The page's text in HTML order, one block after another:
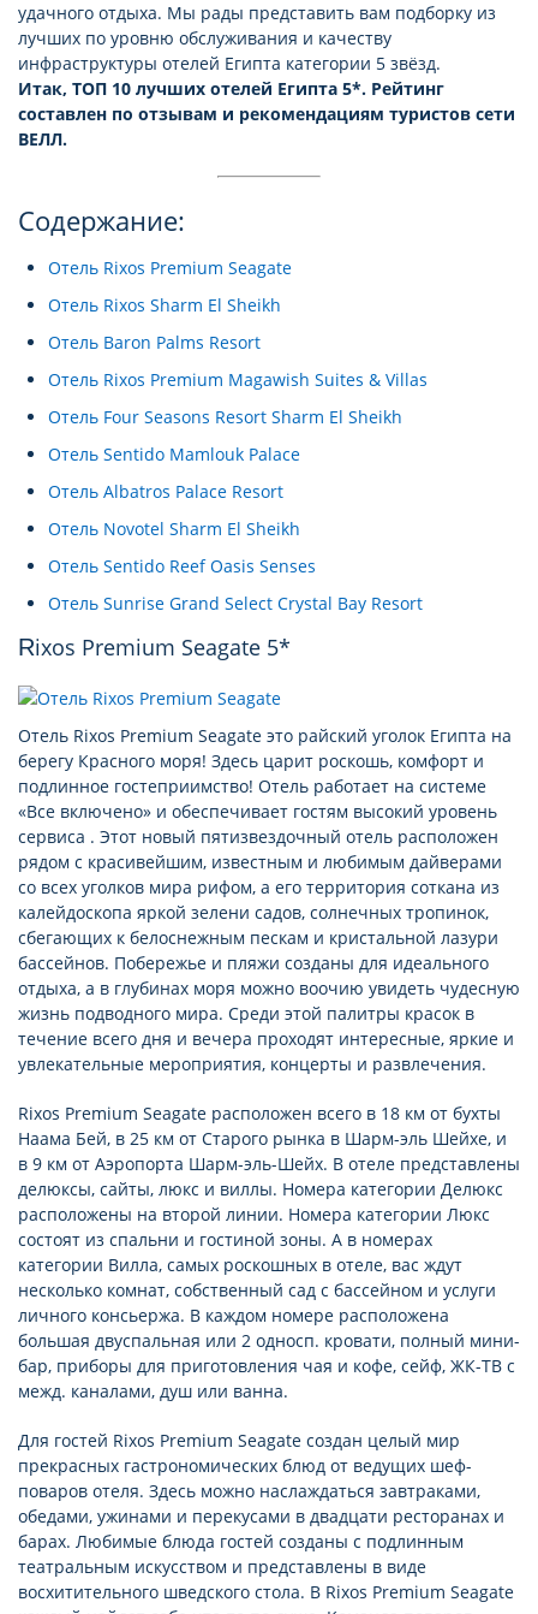
удачного отдыха. Мы рады представить вам подборку из
лучших по уровню обслуживания и качеству
инфраструктуры отелей Египта категории 5 звёзд.
Итак, ТОП 10 лучших отелей Египта 5*. Рейтинг
составлен по отзывам и рекомендациям туристов сети
ВЕЛЛ.
Содержание:
Отель Rixos Premium Seagate
Отель Rixos Sharm El Sheikh
Отель Baron Palms Resort
Отель Rixos Premium Magawish Suites & Villas
Отель Four Seasons Resort Sharm El Sheikh
Отель Sentido Mamlouk Palace
Отель Albatros Palace Resort
Отель Novotel Sharm El Sheikh
Отель Sentido Reef Oasis Senses
Отель Sunrise Grand Select Crystal Bay Resort
Rixos Premium Seagate 5*
Отель Rixos Premium Seagate это райский уголок Египта на
берегу Красного моря! Здесь царит роскошь, комфорт и
подлинное гостеприимство! Отель работает на системе
«Все включено» и обеспечивает гостям высокий уровень
сервиса . Этот новый пятизвездочный отель расположен
рядом с красивейшим, известным и любимым дайверами
со всех уголков мира рифом, а его территория соткана из
калейдоскопа яркой зелени садов, солнечных тропинок,
сбегающих к белоснежным пескам и кристальной лазури
бассейнов. Побережье и пляжи созданы для идеального
отдыха, а в глубинах моря можно воочию увидеть чудесную
жизнь подводного мира. Среди этой палитры красок в
течение всего дня и вечера проходят интересные, яркие и
увлекательные мероприятия, концерты и развлечения.
Rixos Premium Seagate расположен всего в 18 км от бухты
Наама Бей, в 25 км от Старого рынка в Шарм-эль Шейхе, и
в 9 км от Аэропорта Шарм-эль-Шейх. В отеле представлены
делюксы, сайты, люкс и виллы. Номера категории Делюкс
расположены на второй линии. Номера категории Люкс
состоят из спальни и гостиной зоны. А в номерах
категории Вилла, самых роскошных в отеле, вас ждут
несколько комнат, собственный сад с бассейном и услуги
личного консьержа. В каждом номере расположена
большая двуспальная или 2 односп. кровати, полный мини-
бар, приборы для приготовления чая и кофе, сейф, ЖК-ТВ с
межд. каналами, душ или ванна.
Для гостей Rixos Premium Seagate создан целый мир
прекрасных гастрономических блюд от ведущих шеф-
поваров отеля. Здесь можно наслаждаться завтраками,
обедами, ужинами и перекусами в двадцати ресторанах и
барах. Любимые блюда гостей созданы с подлинным
театральным искусством и представлены в виде
восхитительного шведского стола. В Rixos Premium Seagate